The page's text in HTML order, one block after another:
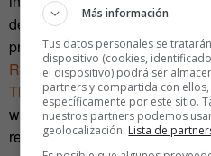
de vida alcanzados, ni la
productos.
Rachel Botsman, autora del
The Rise of Collaborative
working, coachsurfing, banco
relacionadas con compartir
Más información
Tus datos personales se
dispositivo (cookies,
el dispositivo) podrá ser
partners y compartida con
específicamente por este sitio.
nuestros partners podemos
geolocalización. Lista de